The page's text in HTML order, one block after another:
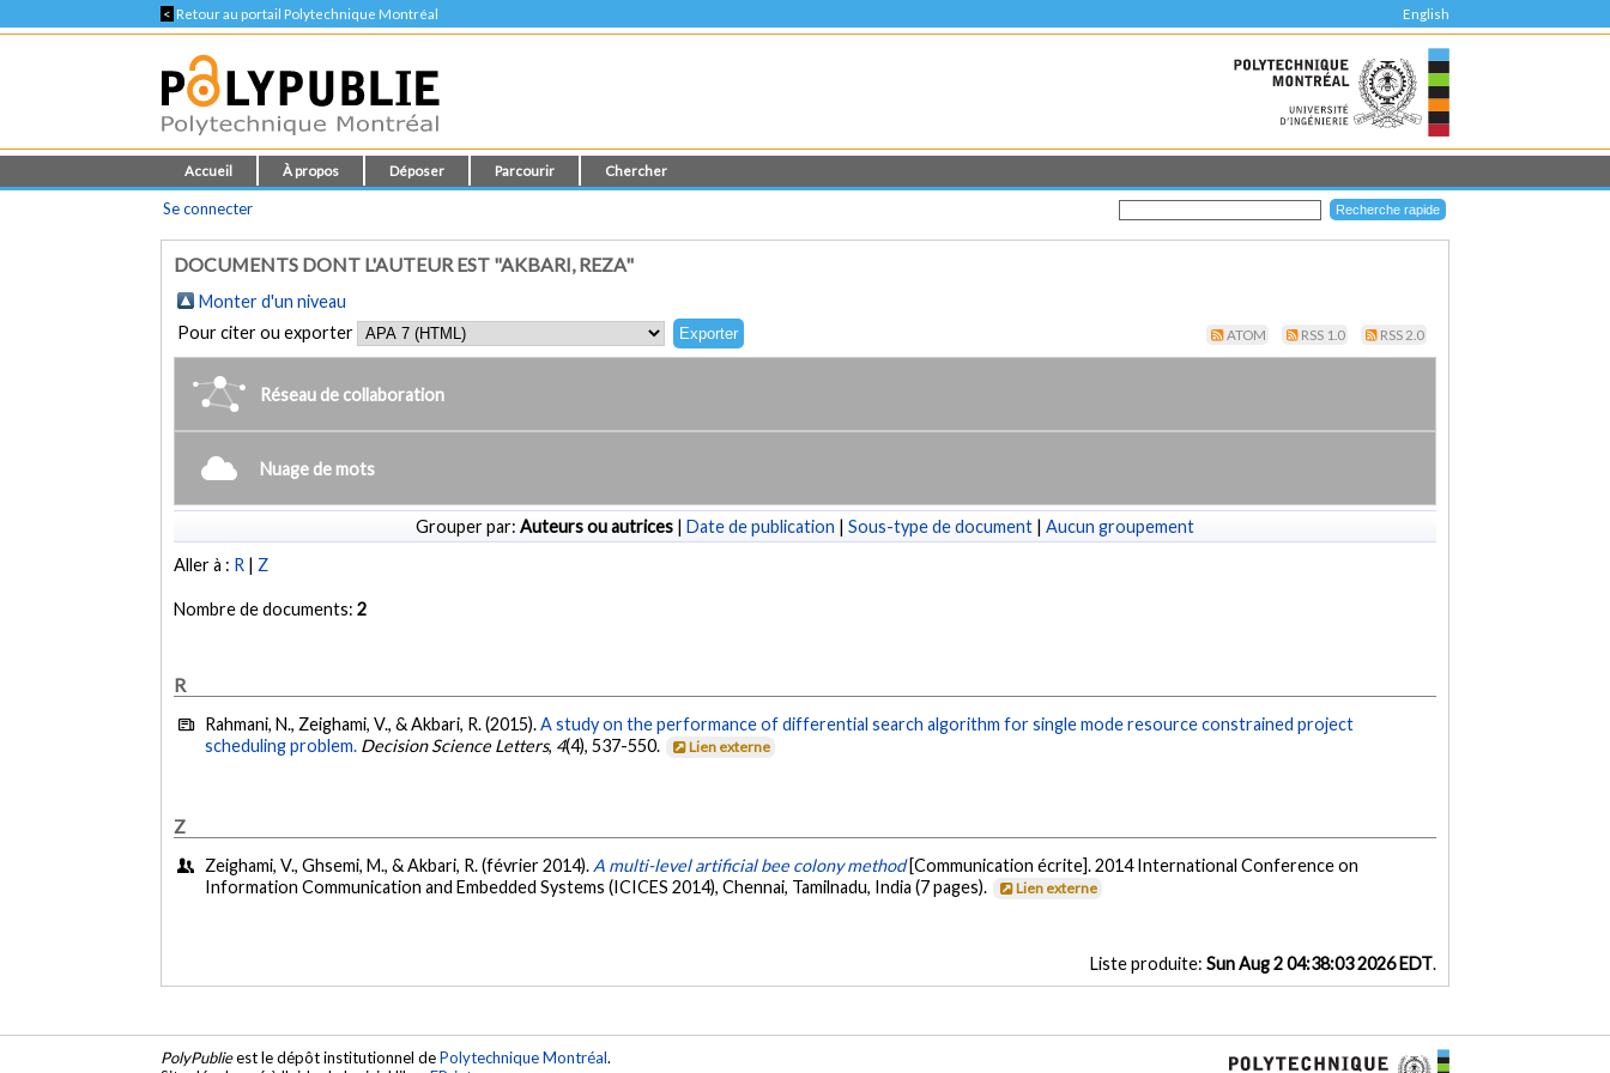
< Retour au portail Polytechnique Montréal English
Accueil À propos Déposer Parcourir Chercher
Se connecter
DOCUMENTS DONT L'AUTEUR EST "AKBARI, REZA"
Monter d'un niveau
Pour citer ou exporter
ATOM RSS 1.0 RSS 2.0
Réseau de collaboration
Nuage de mots
Grouper par: Auteurs ou autrices | Date de publication | Sous-type de document | Aucun groupement
Aller à : R | Z
Nombre de documents:2
R
Rahmani, N., Zeighami, V., & Akbari, R. (2015).A study on the performance of differential search algorithm for single mode resource constrained project
scheduling problem. Decision Science Letters, 4(4), 537-550. Lien externe
Z
Zeighami, V., Ghsemi, M., & Akbari, R. (février 2014). A multi-level artificial bee colony method [Communication écrite]. 2014 International Conference on
Information Communication and Embedded Systems (ICICES 2014), Chennai, Tamilnadu, India (7 pages).
Lien externe
Liste produite: Sun Aug 2 04:38:03 2026 EDT.
PolyPublieest le dépôt institutionnel dePolytechnique Montréal.